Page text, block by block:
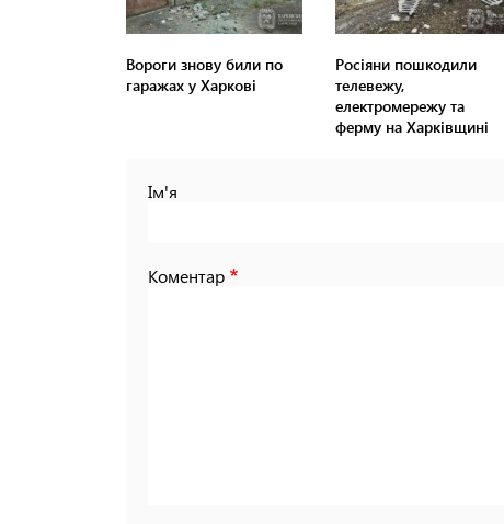
Вороги знову били по
гаражах у Харкові
Росіяни пошкодили
телевежу,
електромережу та
ферму на Харківщині
Ім'я
Коментар